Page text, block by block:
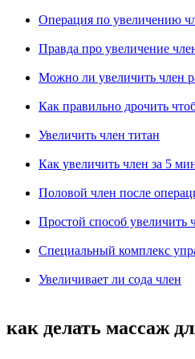
Операция по увеличению
Правда про увеличение
Можно ли увеличить член
Как правильно дрочить
Увеличить член титан
Как увеличить член за 5
Половой член после
Простой способ увеличить
Специальный комплекс
Увеличивает ли сода член
как делать массаж